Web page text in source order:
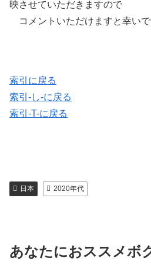
映させていただきますので
コメントいただけますと幸いで
索引に戻る
索引-し-に戻る
索引-T-に戻る
日本 2020年代
あなたにおススメボ